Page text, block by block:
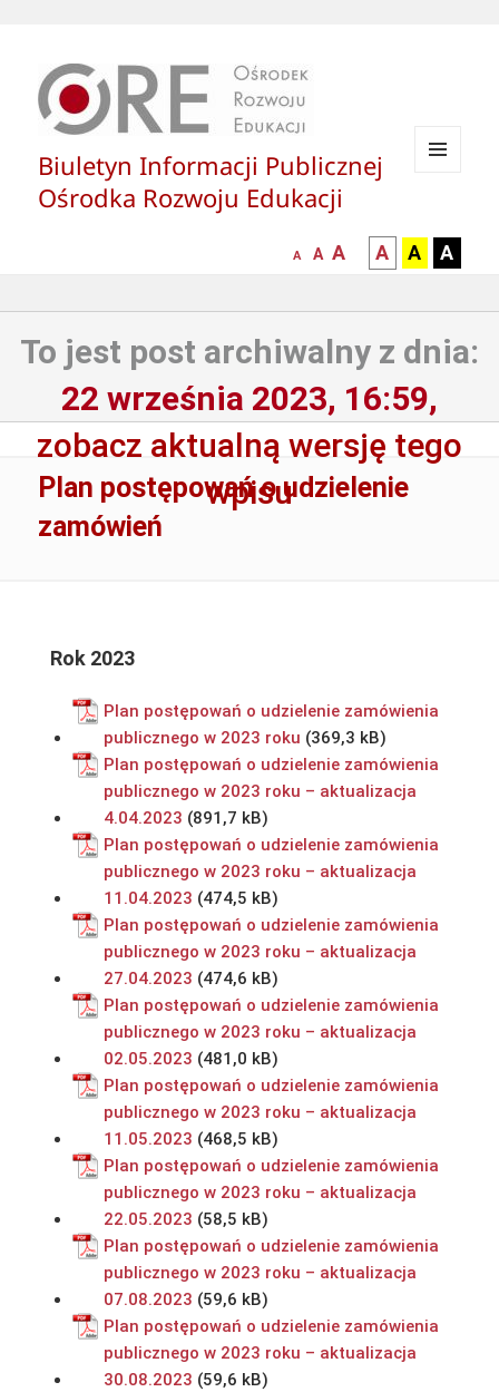
Biuletyn Informacji Publicznej
Ośrodka Rozwoju Edukacji
mniejsza
A
normalna
A
większa-
czcionka
A
kontrast
czarny
białym
A
kontrast
czarny
zółtym
A
żółty
A
To jest post archiwalny z dnia:
22 września 2023, 16:59,
zobacz aktualną wersję tego
wpisu
Plan postępowań o udzielenie
zamówień
Rok 2023
Plan postępowań o udzielenie zamówienia
publicznego w 2023 roku
Plan postępowań o udzielenie zamówienia
publicznego w 2023 roku – aktualizacja
4.04.2023
Plan postępowań o udzielenie zamówienia
publicznego w 2023 roku – aktualizacja
11.04.2023
Plan postępowań o udzielenie zamówienia
publicznego w 2023 roku – aktualizacja
27.04.2023
Plan postępowań o udzielenie zamówienia
publicznego w 2023 roku – aktualizacja
02.05.2023
Plan postępowań o udzielenie zamówienia
publicznego w 2023 roku – aktualizacja
11.05.2023
Plan postępowań o udzielenie zamówienia
publicznego w 2023 roku – aktualizacja
22.05.2023
Plan postępowań o udzielenie zamówienia
publicznego w 2023 roku – aktualizacja
07.08.2023
Plan postępowań o udzielenie zamówienia
publicznego w 2023 roku – aktualizacja
30.08.2023